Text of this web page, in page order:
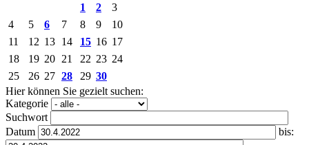
1
2
3
4
5 6 7 8 9
10
11
12 13 14 15 16 17
18
19 20 21 22 23 24
25
26 27 28 29 30
Hier können Sie gezielt suchen:
Kategorie
Suchwort
Datum
bis: